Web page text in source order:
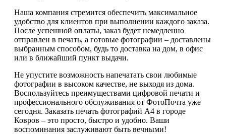
Наша компания стремится обеспечить максимальное
удобство для клиентов при выполнении каждого заказа.
После успешной оплаты, заказ будет немедленно
отправлен в печать, а готовые фотографии – доставлены
выбранным способом, будь то доставка на дом, в офис
или в ближайший пункт выдачи.
Не упустите возможность напечатать свои любимые
фотографии в высоком качестве, не выходя из дома.
Воспользуйтесь преимуществами цифровой печати и
профессионального обслуживания от ФотоПочта уже
сегодня. Заказать печать фотографий А4 в городе
Ковров – это просто, быстро и удобно. Ваши
воспоминания заслуживают быть вечными!